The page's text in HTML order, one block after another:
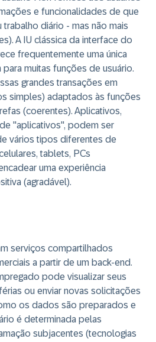
e funcionalidades de que
trabalho diário - mas não mais
A IU clássica da interface do
frequentemente uma única
muitas funções de usuário.
grandes transações em
simples) adaptados às funções
(coerentes). Aplicativos,
"aplicativos", podem ser
vários tipos diferentes de
tablets, PCs
uma experiência
(agradável).
serviços compartilhados
a partir de um back-end.
pode visualizar seus
ou enviar novas solicitações
os dados são preparados e
é determinada pelas
subjacentes (tecnologias